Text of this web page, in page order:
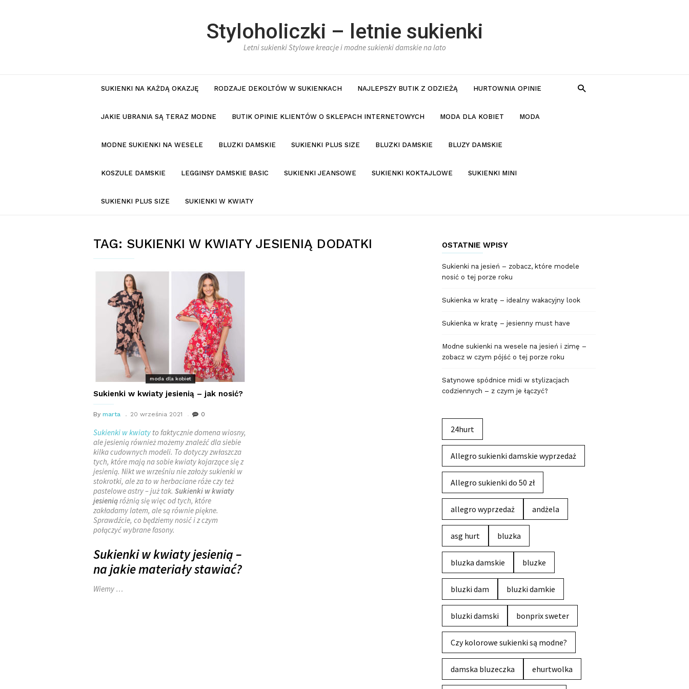
Styloholiczki – letnie sukienki
Letni sukienki Stylowe kreacje i modne sukienki damskie na lato
SUKIENKI NA KAŻDĄ OKAZJĘ RODZAJE DEKOLTÓW W SUKIENKACH NAJLEPSZY BUTIK Z ODZIEŻĄ HURTOWNIA OPINIE
JAKIE UBRANIA SĄ TERAZ MODNE BUTIK OPINIE KLIENTÓW O SKLEPACH INTERNETOWYCH MODA DLA KOBIET MODA
MODNE SUKIENKI NA WESELE BLUZKI DAMSKIE SUKIENKI PLUS SIZE BLUZKI DAMSKIE BLUZY DAMSKIE
KOSZULE DAMSKIE LEGGINSY DAMSKIE BASIC SUKIENKI JEANSOWE SUKIENKI KOKTAJLOWE SUKIENKI MINI
SUKIENKI PLUS SIZE SUKIENKI W KWIATY
TAG: SUKIENKI W KWIATY JESIENIĄ DODATKI
moda dla kobiet
Sukienki w kwiaty jesienią – jak nosić?
By marta 20 września 2021 0
Sukienki w kwiaty to faktycznie domena wiosny,
ale jesienią również możemy znaleźć dla siebie
kilka cudownych modeli. To dotyczy zwłaszcza
tych, które mają na sobie kwiaty kojarzące się z
jesienią. Nikt we wrześniu nie założy sukienki w
stokrotki, ale za to w herbaciane róże czy też
pastelowe astry – już tak. Sukienki w kwiaty
jesieniąróżnią się więc od tych, które
zakładamy latem, ale są równie piękne.
Sprawdźcie, co będziemy nosić i z czym
połączyć wybrane fasony.
Sukienki w kwiaty jesienią –
na jakie materiały stawiać?
Wiemy …
OSTATNIE WPISY
Sukienki na jesień – zobacz, które modele
nosić o tej porze roku
Sukienka w kratę – idealny wakacyjny look
Sukienka w kratę – jesienny must have
Modne sukienki na wesele na jesień i zimę –
zobacz w czym pójść o tej porze roku
Satynowe spódnice midi w stylizacjach
codziennych – z czym je łączyć?
24hurt
Allegro sukienki damskie wyprzedaż
Allegro sukienki do 50 zł
allegro wyprzedaż andżela
asg hurt bluzka
bluzka damskie bluzke
bluzki dam bluzki damkie
bluzki damski bonprix sweter
Czy kolorowe sukienki są modne?
damska bluzeczka ehurtwolka